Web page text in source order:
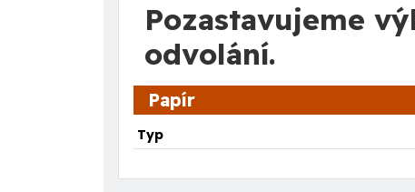
Pozastavujeme
odvolání.
Papír
Typ